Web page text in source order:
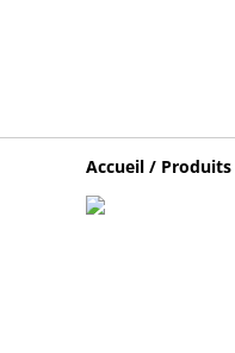
Accueil / Produits